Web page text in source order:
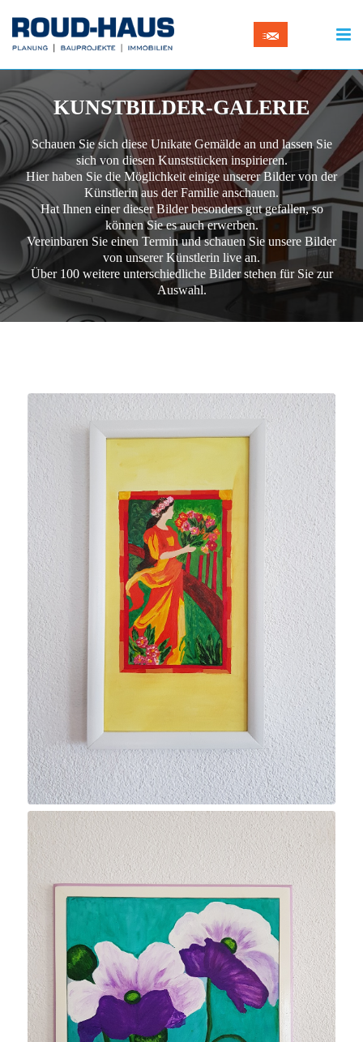
KUNSTBILDER-GALERIE
Schauen Sie sich diese Unikate Gemälde an und lassen Sie
sich von diesen Kunststücken inspirieren.
Hier haben Sie die Möglichkeit einige unserer Bilder von der
Künstlerin aus der Familie anschauen.
Hat Ihnen einer dieser Bilder besonders gut gefallen, so
können Sie es auch erwerben.
Vereinbaren Sie einen Termin und schauen Sie unsere Bilder
von unserer Künstlerin live an.
Über 100 weitere unterschiedliche Bilder stehen für Sie zur
Auswahl.